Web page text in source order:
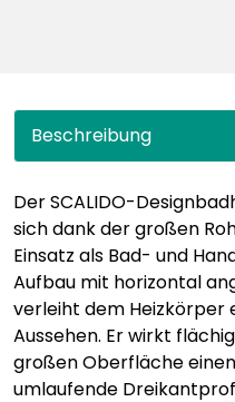
Beschreibung
Der SCALIDO-
sich dank der großen
Einsatz als Bad- und
Aufbau mit horizontal
verleiht dem Heizkörper
Aussehen. Er wirkt
großen Oberfläche
umlaufende